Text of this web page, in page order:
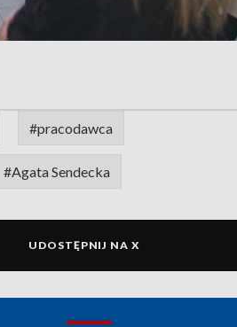
#pracodawca
#Agata Sendecka
UDOSTĘPNIJ NA X